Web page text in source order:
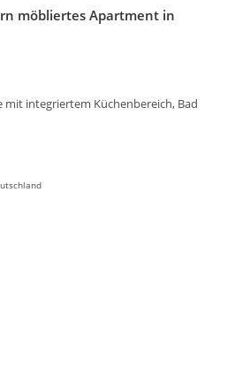
möbliertes Apartment in
mit integriertem Küchenbereich, Bad